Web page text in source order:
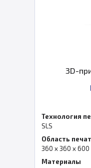
3D-
Технология
SLS
Область
360 x 360 x
Материалы